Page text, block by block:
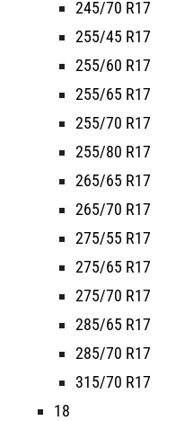
245/70 R17
255/45 R17
255/60 R17
255/65 R17
255/70 R17
255/80 R17
265/65 R17
265/70 R17
275/55 R17
275/65 R17
275/70 R17
285/65 R17
285/70 R17
315/70 R17
18